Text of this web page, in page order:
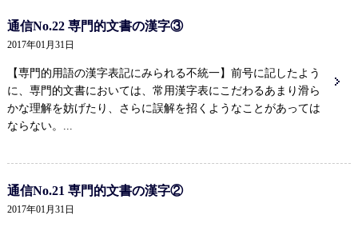
通信No.22 専門的文書の漢字③
2017年01月31日
【専門的用語の漢字表記にみられる不統一】前号に記したよう
に、専門的文書においては、常用漢字表にこだわるあまり滑ら
かな理解を妨げたり、さらに誤解を招くようなことがあっては
ならない。...
通信No.21 専門的文書の漢字②
2017年01月31日